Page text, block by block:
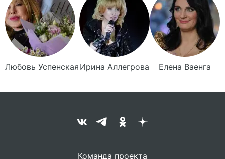
Любовь Успенская Ирина Аллегрова Елена Ваенга
Команда проекта